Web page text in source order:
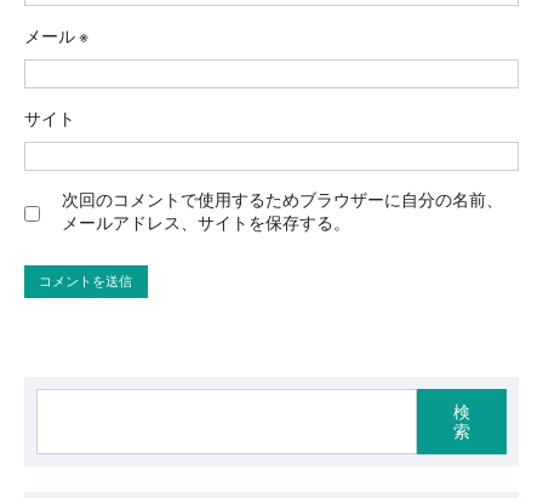
メール※
サイト
次回のコメントで使用するためブラウザーに自分の名前、
メールアドレス、サイトを保存する。
検
索